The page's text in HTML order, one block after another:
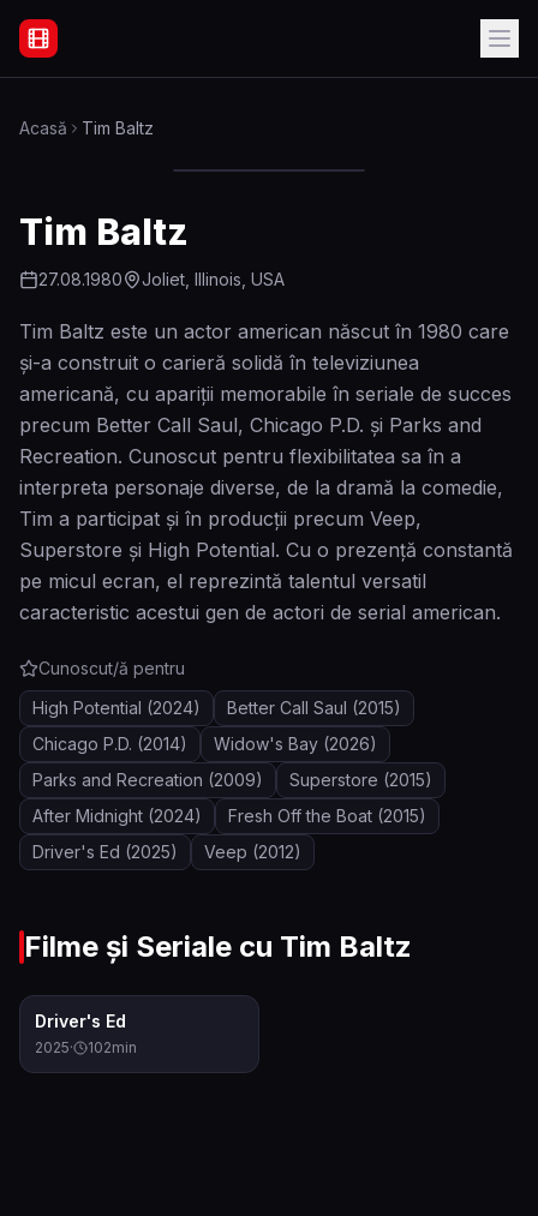
Filme Online Subtitrate - Acasă
Acasă Tim Baltz
Tim Baltz
27.08.1980 Joliet, Illinois, USA
Tim Baltz este un actor american născut în 1980 care
și-a construit o carieră solidă în televiziunea
americană, cu apariții memorabile în seriale de succes
precum Better Call Saul, Chicago P.D. și Parks and
Recreation. Cunoscut pentru flexibilitatea sa în a
interpreta personaje diverse, de la dramă la comedie,
Tim a participat și în producții precum Veep,
Superstore și High Potential. Cu o prezență constantă
pe micul ecran, el reprezintă talentul versatil
caracteristic acestui gen de actori de serial american.
Cunoscut/ă pentru
High Potential (2024) Better Call Saul (2015)
Chicago P.D. (2014) Widow's Bay (2026)
Parks and Recreation (2009) Superstore (2015)
After Midnight (2024) Fresh Off the Boat (2015)
Driver's Ed (2025) Veep (2012)
Filme și Seriale cu Tim Baltz
Driver's Ed
2025· 102min